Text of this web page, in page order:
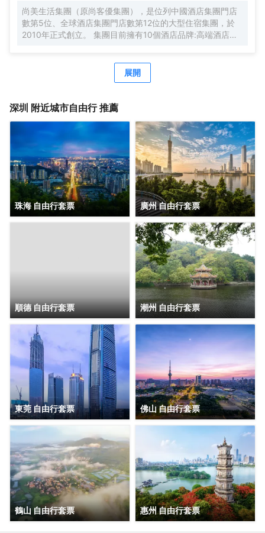
尚美生活集團（原尚客優集團），是位列中國酒店集團門店
數第5位、全球酒店集團門店數第12位的大型住宿集團，於
2010年正式創立。 集團目前擁有10個酒店品牌:高端酒店品
牌花美時、公寓品牌LIPPO公社。尚美生活旗下酒店超過
3500家（含在營店和籌建店），現已覆蓋全國31個省293座
團，尚美生活憑藉創新的商業模式、強大的品牌優勢和專業
創、共享大住宿共同體。未來，集團將不斷探索住宿業與互
聯網的結合、與新生活方式的結合，致力於成為全球領先的
生活服務連鎖平台，引領新尚美好生活。
展開
深圳 附近城市自由行 推薦
珠海 自由行套票 廣州 自由行套票
順德 自由行套票 潮州 自由行套票
東莞 自由行套票 佛山 自由行套票
鶴山 自由行套票 惠州 自由行套票